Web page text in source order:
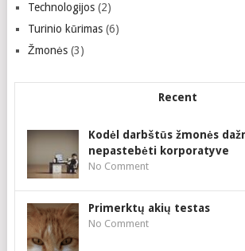
Technologijos(2)
Turinio kūrimas(6)
Žmonės(3)
Recent
Kodėl darbštūs žmonės
nepastebėti korporatyve
No Comment
Primerktų akių testas
No Comment